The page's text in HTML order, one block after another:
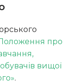
про
вищої
.